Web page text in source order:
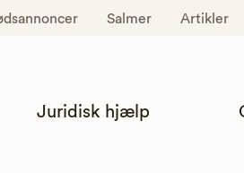
Salmer Artikler
Juridisk hjælp